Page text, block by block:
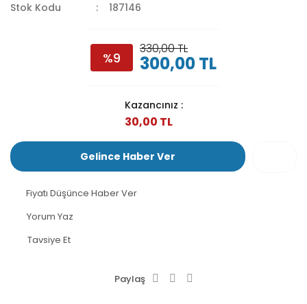
Stok Kodu 187146
%9
330,00 TL
300,00 TL
Kazancınız :
30,00 TL
Gelince Haber Ver
Fiyatı Düşünce Haber Ver
Yorum Yaz
Tavsiye Et
Paylaş